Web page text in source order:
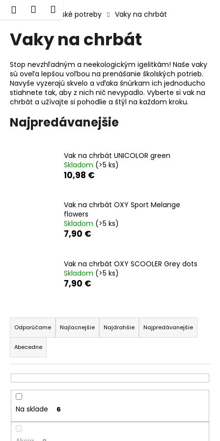
Prejsť
obsah
Prihlásenie
Nákupný
Menu
Domov Školské potreby Vaky na chrbát
Vaky na chrbát
Stop nevzhľadným a neekologickým igelitkám! Naše vaky
sú oveľa lepšou voľbou na prenášanie školských potrieb.
Navyše vyzerajú skvelo a vďaka šnúrkam ich jednoducho
stiahnete tak, aby z nich nič nevypadlo. Vyberte si vak na
chrbát a užívajte si pohodlie a štýl na každom kroku.
Najpredávanejšie
Vak na chrbát UNICOLOR green
Skladom (>5 ks)
10,98 €
Vak na chrbát OXY Sport Melange
flowers
Skladom (>5 ks)
7,90 €
Vak na chrbát OXY SCOOLER Grey dots
Skladom (>5 ks)
7,90 €
R
a
d
e
n
i
e
p
r
o
Odporúčame Najlacnejšie Najdrahšie Najpredávanejšie
Abecedne
Na sklade 6
o
o
p
o
t
r
e
O
d
p
o
r
ú